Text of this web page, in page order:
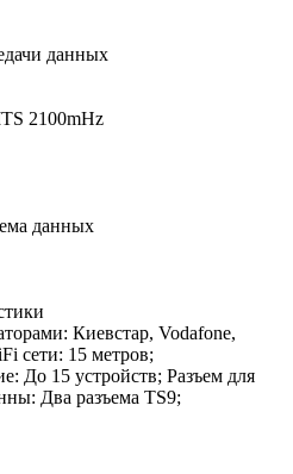
данных
2100mHz
данных
Киевстар, Vodafone,
сети: 15 метров;
До 15 устройств; Разъем для
Два разъема TS9;